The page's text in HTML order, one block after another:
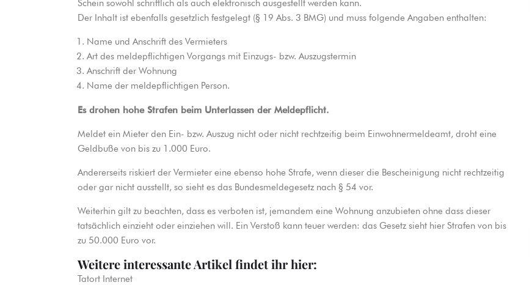
Schein sowohl schriftlich als auch elektronisch ausgestellt werden kann.
Der Inhalt ist ebenfalls gesetzlich festgelegt (§ 19 Abs. 3 BMG) und muss folgende Angaben enthalten:
Name und Anschrift des Vermieters
Art des meldepflichtigen Vorgangs mit Einzugs- bzw. Auszugstermin
Anschrift der Wohnung
Name der meldepflichtigen Person.
Es drohen hohe Strafen beim Unterlassen der Meldepflicht.
Meldet ein Mieter den Ein- bzw. Auszug nicht oder nicht rechtzeitig beim Einwohnermeldeamt, droht eine
Geldbuße von bis zu 1.000 Euro.
Andererseits riskiert der Vermieter eine ebenso hohe Strafe, wenn dieser die Bescheinigung nicht rechtzeitig
oder gar nicht ausstellt, so sieht es das Bundesmeldegesetz nach § 54 vor.
Weiterhin gilt zu beachten, dass es verboten ist, jemandem eine Wohnung anzubieten ohne dass dieser
tatsächlich einzieht oder einziehen will. Ein Verstoß kann teuer werden: das Gesetz sieht hier Strafen von bis
zu 50.000 Euro vor.
Weitere interessante Artikel findet ihr hier:
Tatort Internet